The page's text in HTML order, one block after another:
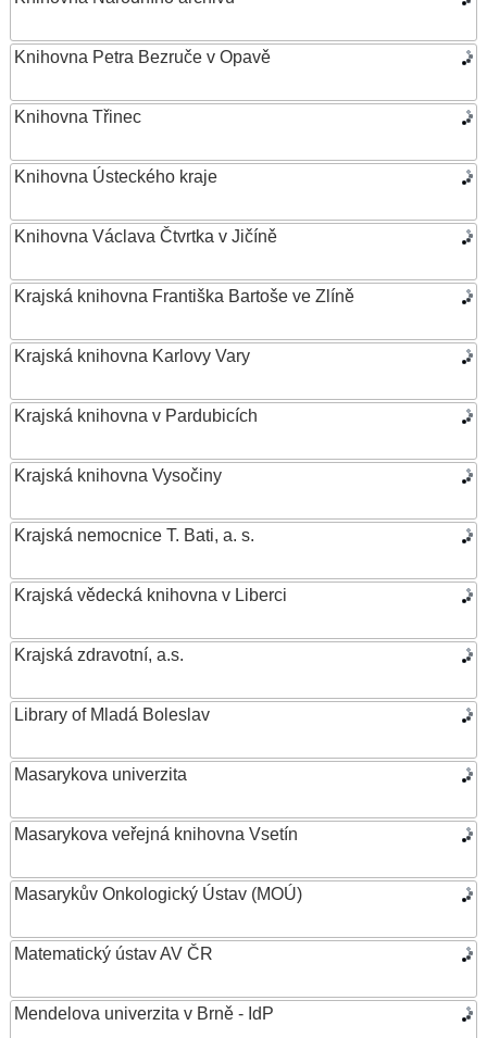
Knihovna Petra Bezruče v Opavě
Knihovna Třinec
Knihovna Ústeckého kraje
Knihovna Václava Čtvrtka v Jičíně
Krajská knihovna Františka Bartoše ve Zlíně
Krajská knihovna Karlovy Vary
Krajská knihovna v Pardubicích
Krajská knihovna Vysočiny
Krajská nemocnice T. Bati, a. s.
Krajská vědecká knihovna v Liberci
Krajská zdravotní, a.s.
Library of Mladá Boleslav
Masarykova univerzita
Masarykova veřejná knihovna Vsetín
Masarykův Onkologický Ústav (MOÚ)
Matematický ústav AV ČR
Mendelova univerzita v Brně - IdP